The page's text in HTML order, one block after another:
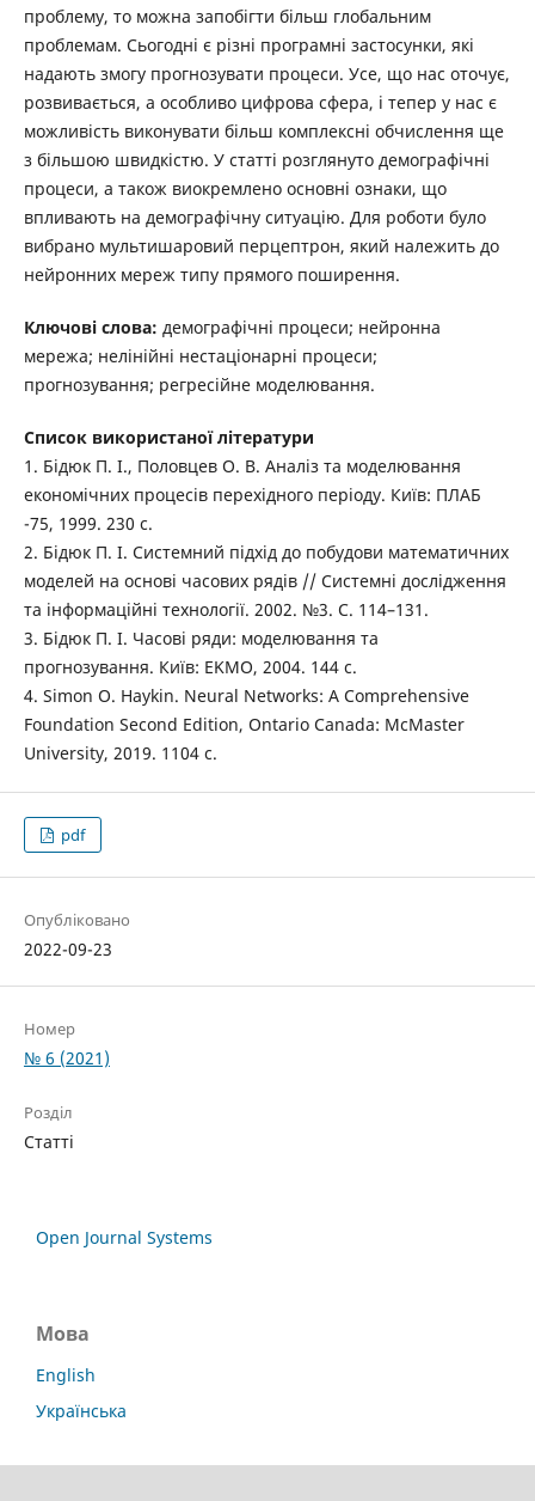
проблему, то можна запобігти більш глобальним
проблемам. Сьогодні є різні програмні застосунки, які
надають змогу прогнозувати процеси. Усе, що нас оточує,
розвивається, а особливо цифрова сфера, і тепер у нас є
можливість виконувати більш комплексні обчислення ще
з більшою швидкістю. У статті розглянуто демографічні
процеси, а також виокремлено основні ознаки, що
впливають на демографічну ситуацію. Для роботи було
вибрано мультишаровий перцептрон, який належить до
нейронних мереж типу прямого поширення.
Ключові слова: демографічні процеси; нейронна
мережа; нелінійні нестаціонарні процеси;
прогнозування; регресійне моделювання.
Список використаної літератури
1. Бідюк П. І., Половцев О. В. Аналіз та моделювання
економічних процесів перехідного періоду. Київ: ПЛАБ
-75, 1999. 230 с.
2. Бідюк П. І. Системний підхід до побудови математичних
моделей на основі часових рядів // Системні дослідження
та інформаційні технології. 2002. №3. С. 114–131.
3. Бідюк П. І. Часові ряди: моделювання та
прогнозування. Київ: EKMO, 2004. 144 с.
4. Simon O. Haykin. Neural Networks: A Comprehensive
Foundation Second Edition, Ontario Canada: McMaster
University, 2019. 1104 с.
pdf
Опубліковано
2022-09-23
Номер
№ 6 (2021)
Розділ
Статті
Open Journal Systems
Мова
English
Українська